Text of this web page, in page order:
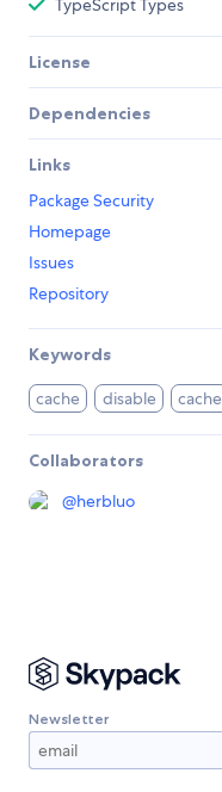
TypeScript Types
License
Dependencies
Links
Package Security
Homepage
Issues
Repository
Keywords
cache disable cache
Collaborators
@herbluo
Newsletter